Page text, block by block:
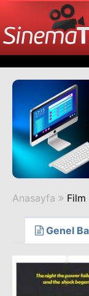
Anasayfa Film
Genel